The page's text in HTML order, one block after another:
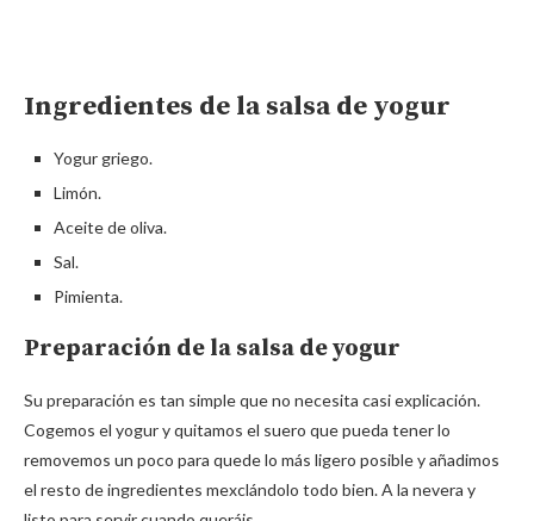
Ingredientes de la salsa de yogur
Yogur griego.
Limón.
Aceite de oliva.
Sal.
Pimienta.
Preparación de la salsa de yogur
Su preparación es tan simple que no necesita casi explicación.
Cogemos el yogur y quitamos el suero que pueda tener lo
removemos un poco para quede lo más ligero posible y añadimos
el resto de ingredientes mexclándolo todo bien. A la nevera y